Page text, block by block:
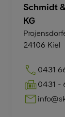
Schmidt
KG
24106 Kiel
0431
0431 -